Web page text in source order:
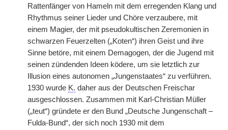
Rattenfänger von Hameln mit dem erregenden Klang und
Rhythmus seiner Lieder und Chöre verzaubere, mit
einem Magier, der mit pseudokultischen Zeremonien in
schwarzen Feuerzelten („Koten“) ihren Geist und ihre
Sinne betöre, mit einem Demagogen, der die Jugend mit
seinen zündenden Ideen ködere, um sie letztlich zur
Illusion eines autonomen „Jungenstaates“ zu verführen.
1930 wurde K. daher aus der Deutschen Freischar
ausgeschlossen. Zusammen mit Karl-Christian Müller
(„teut“) gründete er den Bund „Deutsche Jungenschaft –
Fulda-Bund“, der sich noch 1930 mit dem